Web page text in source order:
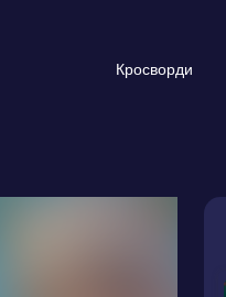
Кросворди